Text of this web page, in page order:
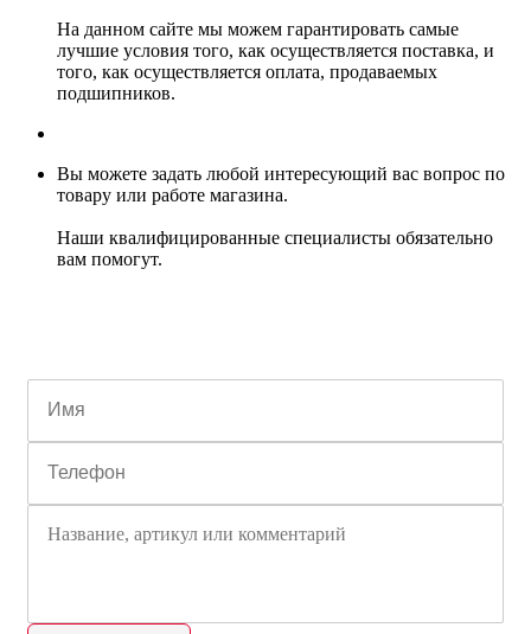
На данном сайте мы можем гарантировать самые
лучшие условия того, как осуществляется поставка, и
того, как осуществляется оплата, продаваемых
подшипников.
Вы можете задать любой интересующий вас вопрос по
товару или работе магазина.
Наши квалифицированные специалисты обязательно
вам помогут.